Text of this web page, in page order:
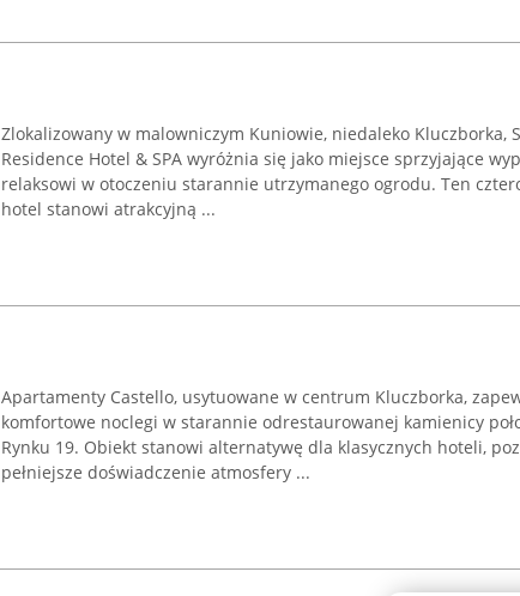
Zlokalizowany w malowniczym Kuniowie, niedaleko Kluczborka,
Residence Hotel & SPA wyróżnia się jako miejsce sprzyjające
relaksowi w otoczeniu starannie utrzymanego ogrodu. Ten
hotel stanowi atrakcyjną ...
Apartamenty Castello, usytuowane w centrum Kluczborka,
komfortowe noclegi w starannie odrestaurowanej kamienicy
Rynku 19. Obiekt stanowi alternatywę dla klasycznych hoteli,
pełniejsze doświadczenie atmosfery ...